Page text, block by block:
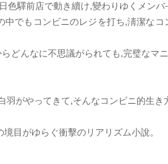
色驛前店で動き續け,變わりゆくメンバ
中でもコンビニのレジを打ち,淸潔な
どんなに不思議がられても,完璧なマ
羽がやってきて,そんなコンビニ的生
目がゆらぐ衝擊のリアリズム小說。